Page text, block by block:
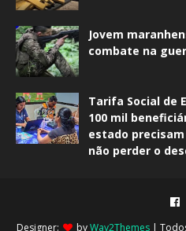
Jovem
combate na
Tarifa Social de
100 mil
estado
não perder o
Designer: byWay2Themes |